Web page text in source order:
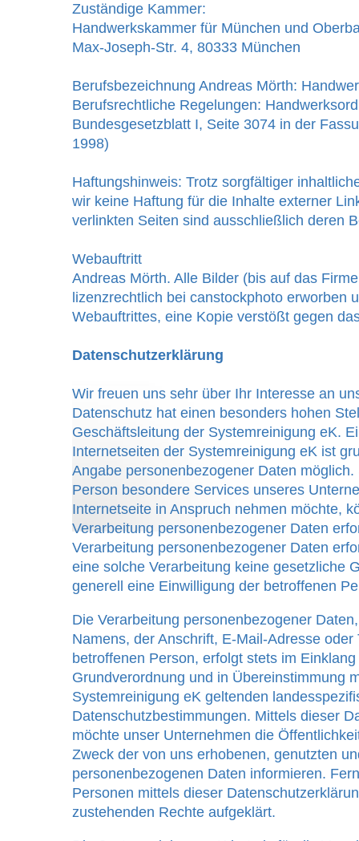
Zuständige Kammer:
Handwerkskammer für München und
Max-Joseph-Str. 4, 80333 München
Berufsbezeichnung Andreas Mörth:
Berufsrechtliche Regelungen:
Bundesgesetzblatt I, Seite 3074 in der
1998)
Haftungshinweis: Trotz sorgfältiger
wir keine Haftung für die Inhalte externer
verlinkten Seiten sind ausschließlich deren
Webauftritt
Andreas Mörth. Alle Bilder (bis auf das
lizenzrechtlich bei canstockphoto erworben
Webauftrittes, eine Kopie verstößt gegen
Datenschutzerklärung
Wir freuen uns sehr über Ihr Interesse an
Datenschutz hat einen besonders hohen
Geschäftsleitung der Systemreinigung eK.
Internetseiten der Systemreinigung eK ist
Angabe personenbezogener Daten
Person besondere Services unseres
Internetseite in Anspruch nehmen möchte,
Verarbeitung personenbezogener Daten
Verarbeitung personenbezogener Daten
eine solche Verarbeitung keine gesetzliche
generell eine Einwilligung der betroffenen
Die Verarbeitung personenbezogener
Namens, der Anschrift, E-Mail-Adresse oder
betroffenen Person, erfolgt stets im
Grundverordnung und in Übereinstimmung
Systemreinigung eK geltenden
Datenschutzbestimmungen. Mittels dieser
möchte unser Unternehmen die
Zweck der von uns erhobenen, genutzten
personenbezogenen Daten informieren.
Personen mittels dieser
zustehenden Rechte aufgeklärt.